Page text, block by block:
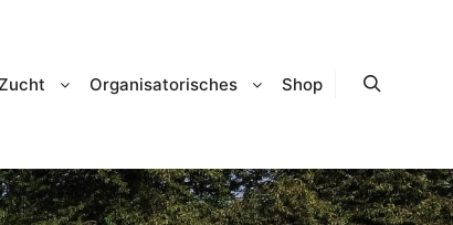
Organisatorisches Shop